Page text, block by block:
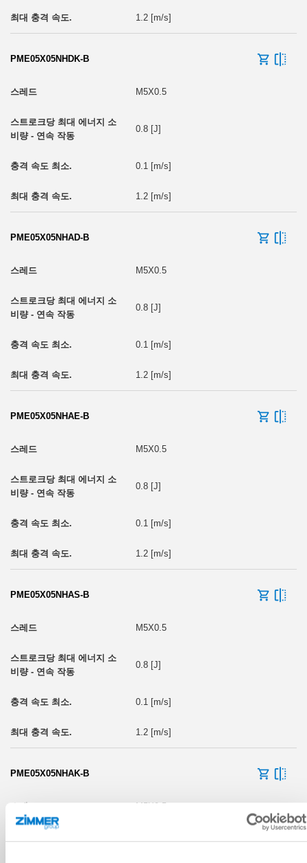
1.2 [m/s]
PME05X05NHDK-B
M5X0.5
0.8 [J]
0.1 [m/s]
1.2 [m/s]
PME05X05NHAD-B
M5X0.5
0.8 [J]
0.1 [m/s]
1.2 [m/s]
PME05X05NHAE-B
M5X0.5
0.8 [J]
0.1 [m/s]
1.2 [m/s]
PME05X05NHAS-B
M5X0.5
0.8 [J]
0.1 [m/s]
1.2 [m/s]
PME05X05NHAK-B
M5X0.5
0.8 [J]